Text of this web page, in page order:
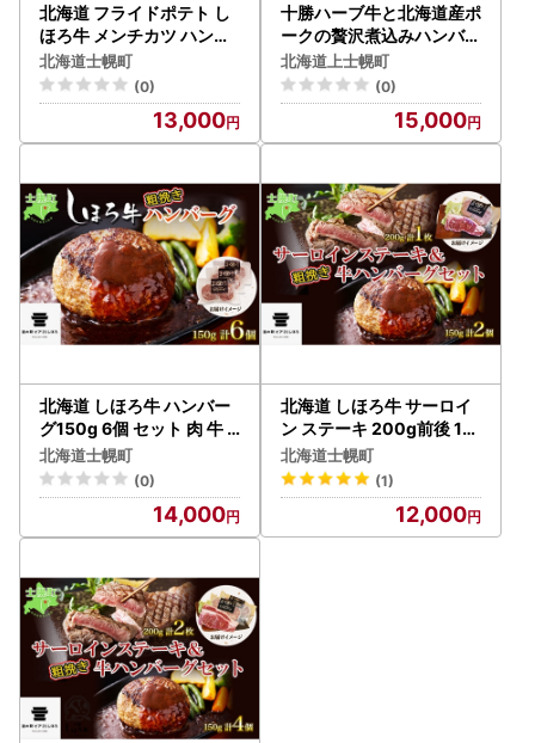
北海道 フライドポテト し
ほろ牛 メンチカツ ハンバ
ーグ セット 牛 牛肉 ビーフ
メンチ 国産 冷凍 おかず お
つまみ 総菜 詰合せ お取り
寄せ 送料無料 十勝 士幌町
【L20】
北海道士幌町
(0)
13,000
十勝ハーブ牛と北海道産ポ
ークの贅沢煮込みハンバー
グ 200g×8個 デミグラス
ソース トマトソース 北海
道産 温めるだけ 小分け 個
北海道上士幌町
(0)
15,000
北海道 しほろ牛 ハンバー
グ150g 6個 セット 肉 牛
赤身肉 国産牛 肉 ビーフ 牛
肉 冷凍 お取り寄せ 送料無
料 十勝 士幌町【L13】
北海道士幌町
(0)
14,000
北海道 しほろ牛 サーロイ
ン ステーキ 200g前後 1枚
＆ しほろ牛 ハンバーグ15
0g 2個 セット 肉 牛 赤身
肉 国産牛 肉 ビーフ 牛肉
冷凍 お取り寄せ 送料無料
十勝 士幌町【L11】
北海道士幌町
(1)
12,000